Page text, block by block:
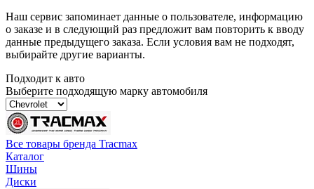
Наш сервис запоминает данные о пользователе, информацию
о заказе и в следующий раз предложит вам повторить к вводу
данные предыдущего заказа. Если условия вам не подходят,
выбирайте другие варианты.
Подходит к авто
Выберите подходящую марку автомобиля
Все товары бренда Tracmax
Каталог
Шины
Диски